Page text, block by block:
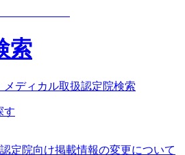
索
ディカル取扱認定院検索
す
認定院向け掲載情報の変更について